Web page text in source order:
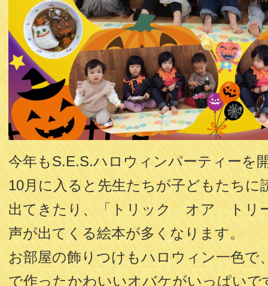
今年もS.E.S.ハロウィンパーティーを
10月に入ると先生たちが子どもたちに
出てきたり、「トリック オア トリ
声が出てくる絵本が多くなります。
お部屋の飾りつけもハロウィン一色で
で作ったかわいいオバケがいっぱいで